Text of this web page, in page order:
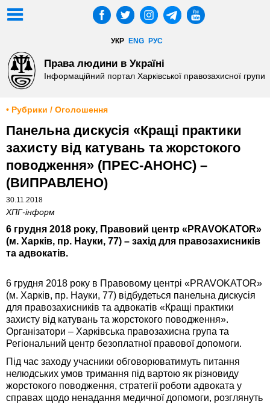
УКР ENG РУС
Права людини в Україні
Інформаційний портал Харківської правозахисної групи
• Рубрики / Оголошення
Панельна дискусія «Кращі практики
захисту від катувань та жорстокого
поводження» (ПРЕС-АНОНС) –
(ВИПРАВЛЕНО)
30.11.2018
ХПГ-інформ
6 грудня 2018 року, Правовий центр «PRAVOKATOR»
(м. Харків, пр. Науки, 77) – захід для правозахисників
та адвокатів.
6 грудня 2018 року в Правовому центрі «PRAVOKATOR»
(м. Харків, пр. Науки, 77) відбудеться панельна дискусія
для правозахисників та адвокатів «Кращі практики
захисту від катувань та жорстокого поводження».
Організатори – Харківська правозахисна група та
Регіональний центр безоплатної правової допомоги.
Під час заходу учасники обговорюватимуть питання
нелюдських умов тримання під вартою як різновиду
жорстокого поводження, стратегії роботи адвоката у
справах щодо ненадання медичної допомоги, розглянуть